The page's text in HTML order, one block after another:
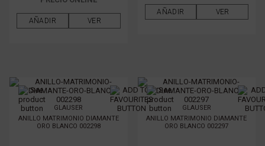
AÑADIR VER
AÑADIR VER
GLAUSER
ANILLO MATRIMONIO DIAMANTE
ORO BLANCO 002298
GLAUSER
ANILLO MATRIMONIO DIAMANTE
ORO BLANCO 002297